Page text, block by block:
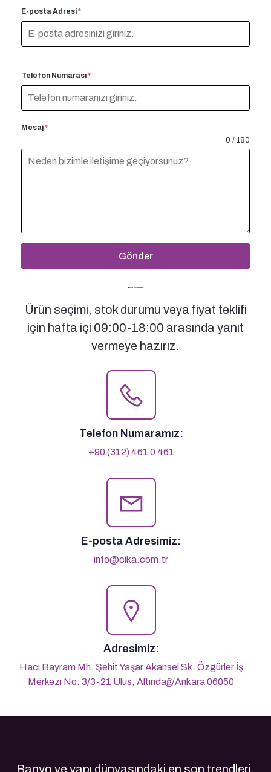
E-posta Adresi*
Telefon Numarası*
Mesaj*
0 / 180
Gönder
Bizimle İletişime Geçin
Ürün seçimi, stok durumu veya fiyat teklifi
için hafta içi 09:00-18:00 arasında yanıt
vermeye hazırız.
Telefon Numaramız:
+90 (312) 461 0 461
E-posta Adresimiz:
info@cika.com.tr
Adresimiz:
Hacı Bayram Mh. Şehit Yaşar Akansel Sk. Özgürler İş
Merkezi No: 3/3-21 Ulus, Altındağ/Ankara 06050
Son Yazılarımız
Banyo ve yapı dünyasındaki en son trendleri,